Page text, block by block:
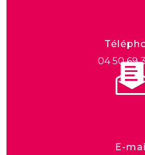
04 50 69
E-mail